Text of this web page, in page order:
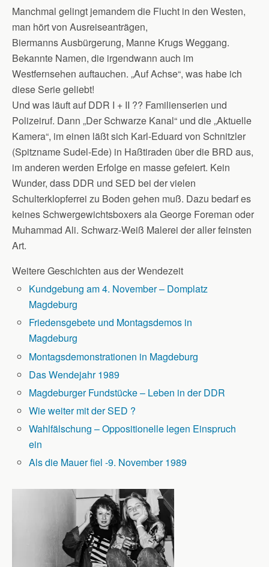
Manchmal gelingt jemandem die Flucht in den Westen,
man hört von Ausreiseanträgen,
Biermanns Ausbürgerung, Manne Krugs Weggang.
Bekannte Namen, die irgendwann auch im
Westfernsehen auftauchen. „Auf Achse“, was habe ich
diese Serie geliebt!
Und was läuft auf DDR I + II ?? Familienserien und
Polizeiruf. Dann „Der Schwarze Kanal“ und die „Aktuelle
Kamera“, im einen läßt sich Karl-Eduard von Schnitzler
(Spitzname Sudel-Ede) in Haßtiraden über die BRD aus,
im anderen werden Erfolge en masse gefeiert. Kein
Wunder, dass DDR und SED bei der vielen
Schulterklopferrei zu Boden gehen muß. Dazu bedarf es
keines Schwergewichtsboxers ala George Foreman oder
Muhammad Ali. Schwarz-Weiß Malerei der aller feinsten
Art.
Weitere Geschichten aus der Wendezeit
Kundgebung am 4. November – Domplatz
Magdeburg
Friedensgebete und Montagsdemos in
Magdeburg
Montagsdemonstrationen in Magdeburg
Das Wendejahr 1989
Magdeburger Fundstücke – Leben in der DDR
Wie weiter mit der SED ?
Wahlfälschung – Oppositionelle legen Einspruch
ein
Als die Mauer fiel -9. November 1989